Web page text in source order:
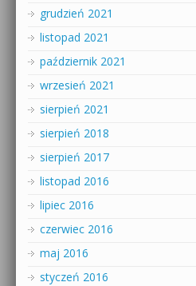
grudzień 2021
listopad 2021
październik 2021
wrzesień 2021
sierpień 2021
sierpień 2018
sierpień 2017
listopad 2016
lipiec 2016
czerwiec 2016
maj 2016
styczeń 2016